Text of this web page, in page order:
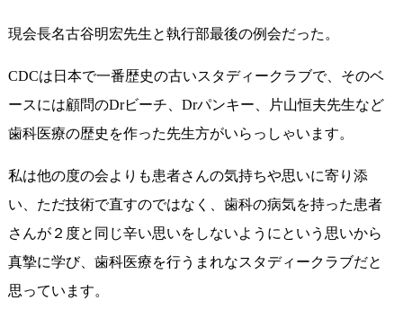
現会長名古谷明宏先生と執行部最後の例会だった。
CDCは日本で一番歴史の古いスタディークラブで、そのベ
ースには顧問のDrビーチ、Drパンキー、片山恒夫先生など
歯科医療の歴史を作った先生方がいらっしゃいます。
私は他の度の会よりも患者さんの気持ちや思いに寄り添
い、ただ技術で直すのではなく、歯科の病気を持った患者
さんが２度と同じ辛い思いをしないようにという思いから
真摯に学び、歯科医療を行うまれなスタディークラブだと
思っています。